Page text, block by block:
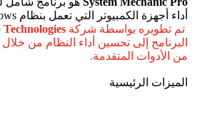
أداء أجهزة الكمبيوتر التي تعمل بنظام Windows.
تم تطويره بواسطة شركة Technologies
البرنامج إلى تحسين أداء النظام من
من الأدوات المتقدمة.
الميزات الرئيسية